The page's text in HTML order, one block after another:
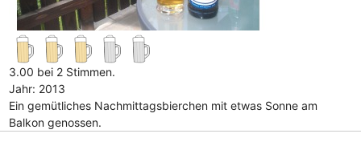
3.00 bei 2 Stimmen.
Jahr: 2013
Ein gemütliches Nachmittagsbierchen mit etwas Sonne am
Balkon genossen.